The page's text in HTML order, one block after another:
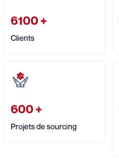
6100+
Clients
600+
Projets de sourcing